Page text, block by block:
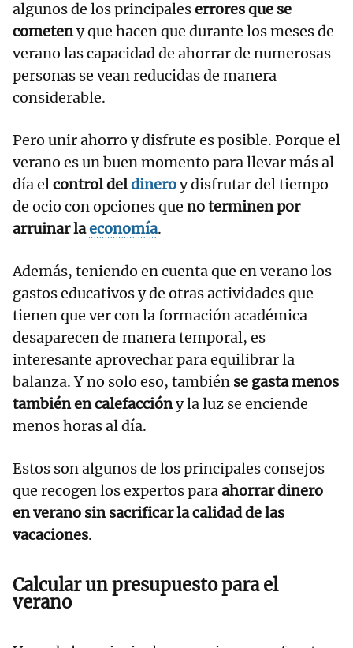
algunos de los principaleserrores que se
cometeny que hacen que durante los meses de
verano las capacidad de ahorrar de numerosas
personas se vean reducidas de manera
considerable.
Pero unir ahorro y disfrute es posible. Porque el
verano es un buen momento para llevar más al
día elcontrol deldineroy disfrutar del tiempo
de ocio con opciones que no terminen por
arruinar laeconomía.
Además, teniendo en cuenta que en verano los
gastos educativos y de otras actividades que
tienen que ver con la formación académica
desaparecen de manera temporal, es
interesante aprovechar para equilibrar la
balanza. Y no solo eso, también se gasta menos
también en calefaccióny la luz se enciende
menos horas al día.
Estos son algunos de los principales consejos
que recogen los expertosparaahorrar dinero
en verano sin sacrificar la calidad de las
vacaciones.
Calcular un presupuesto para el
verano